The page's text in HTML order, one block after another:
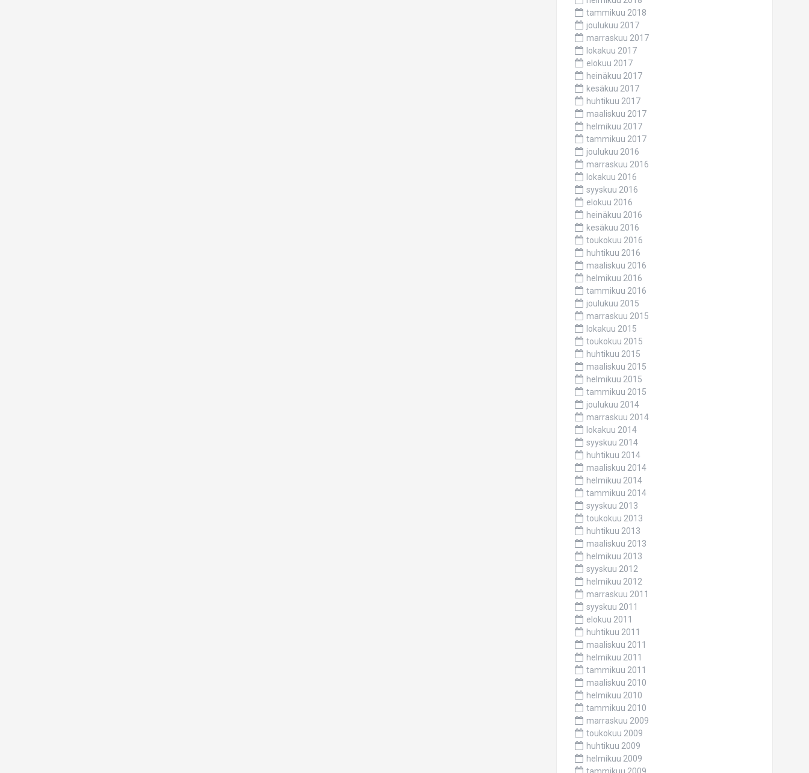
tammikuu 2018
joulukuu 2017
marraskuu 2017
lokakuu 2017
elokuu 2017
heinäkuu 2017
kesäkuu 2017
huhtikuu 2017
maaliskuu 2017
helmikuu 2017
tammikuu 2017
joulukuu 2016
marraskuu 2016
lokakuu 2016
syyskuu 2016
elokuu 2016
heinäkuu 2016
kesäkuu 2016
toukokuu 2016
huhtikuu 2016
maaliskuu 2016
helmikuu 2016
tammikuu 2016
joulukuu 2015
marraskuu 2015
lokakuu 2015
toukokuu 2015
huhtikuu 2015
maaliskuu 2015
helmikuu 2015
tammikuu 2015
joulukuu 2014
marraskuu 2014
lokakuu 2014
syyskuu 2014
huhtikuu 2014
maaliskuu 2014
helmikuu 2014
tammikuu 2014
syyskuu 2013
toukokuu 2013
huhtikuu 2013
maaliskuu 2013
helmikuu 2013
syyskuu 2012
helmikuu 2012
marraskuu 2011
syyskuu 2011
elokuu 2011
huhtikuu 2011
maaliskuu 2011
helmikuu 2011
tammikuu 2011
maaliskuu 2010
helmikuu 2010
tammikuu 2010
marraskuu 2009
toukokuu 2009
huhtikuu 2009
helmikuu 2009